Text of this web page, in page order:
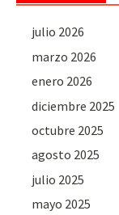
julio 2026
marzo 2026
enero 2026
diciembre 2025
octubre 2025
agosto 2025
julio 2025
mayo 2025